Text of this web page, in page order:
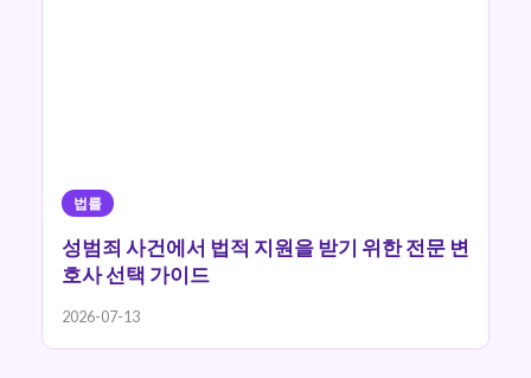
법률
성범죄 사건에서 법적 지원을 받기 위한 전문 변
호사 선택 가이드
2026-07-13